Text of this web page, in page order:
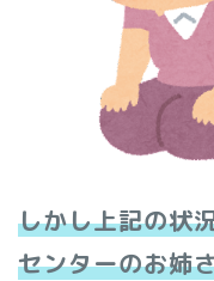
しかし上記の状
センターのお姉